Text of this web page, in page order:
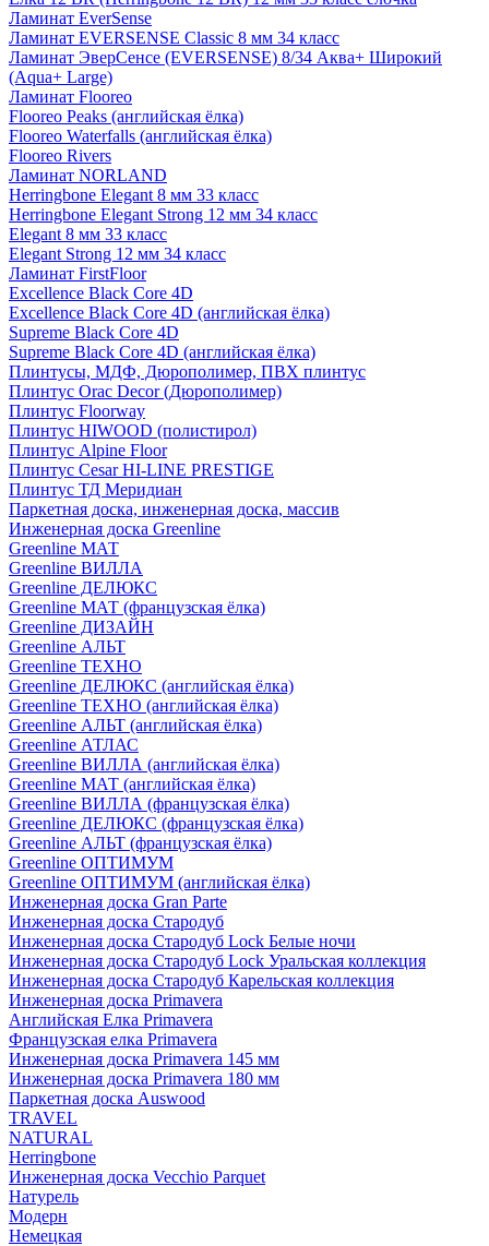
Ламинат EverSense
Ламинат EVERSENSE Classic 8 мм 34 класс
Ламинат ЭверСенсе (EVERSENSE) 8/34 Аква+ Широкий
(Aqua+ Large)
Ламинат Flooreo
Flooreo Peaks (английская ёлка)
Flooreo Waterfalls (английская ёлка)
Flooreo Rivers
Ламинат NORLAND
Herringbone Elegant 8 мм 33 класс
Herringbone Elegant Strong 12 мм 34 класс
Elegant 8 мм 33 класс
Elegant Strong 12 мм 34 класс
Ламинат FirstFloor
Excellence Black Core 4D
Excellence Black Core 4D (английская ёлка)
Supreme Black Core 4D
Supreme Black Core 4D (английская ёлка)
Плинтусы, МДФ, Дюрополимер, ПВХ плинтус
Плинтус Orac Decor (Дюрополимер)
Плинтус Floorway
Плинтус HIWOOD (полистирол)
Плинтус Alpine Floor
Плинтус Cesar HI-LINE PRESTIGE
Плинтус ТД Меридиан
Паркетная доска, инженерная доска, массив
Инженерная доска Greenline
Greenline МАТ
Greenline ВИЛЛА
Greenline ДЕЛЮКС
Greenline МАТ (французская ёлка)
Greenline ДИЗАЙН
Greenline АЛЬТ
Greenline ТЕХНО
Greenline ДЕЛЮКС (английская ёлка)
Greenline ТЕХНО (английская ёлка)
Greenline АЛЬТ (английская ёлка)
Greenline АТЛАС
Greenline ВИЛЛА (английская ёлка)
Greenline МАТ (английская ёлка)
Greenline ВИЛЛА (французская ёлка)
Greenline ДЕЛЮКС (французская ёлка)
Greenline АЛЬТ (французская ёлка)
Greenline ОПТИМУМ
Greenline ОПТИМУМ (английская ёлка)
Инженерная доска Gran Parte
Инженерная доска Стародуб
Инженерная доска Стародуб Lock Белые ночи
Инженерная доска Стародуб Lock Уральская коллекция
Инженерная доска Стародуб Карельская коллекция
Инженерная доска Primavera
Английская Елка Primavera
Французская елка Primavera
Инженерная доска Primavera 145 мм
Инженерная доска Primavera 180 мм
Паркетная доска Auswood
TRAVEL
NATURAL
Herringbone
Инженерная доска Vecchio Parquet
Натурель
Модерн
Немецкая